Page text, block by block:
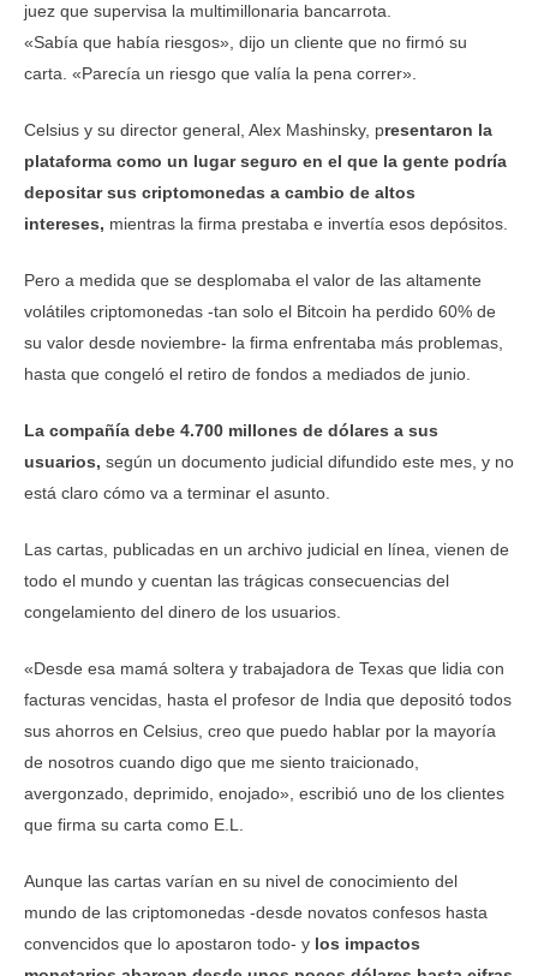
juez que supervisa la multimillonaria bancarrota.
«Sabía que había riesgos», dijo un cliente que no firmó su
carta. «Parecía un riesgo que valía la pena correr».
Celsius y su director general, Alex Mashinsky, presentaron la
plataforma como un lugar seguro en el que la gente podría
depositar sus criptomonedas a cambio de altos
intereses, mientras la firma prestaba e invertía esos depósitos.
Pero a medida que se desplomaba el valor de las altamente
volátiles criptomonedas -tan solo el Bitcoin ha perdido 60% de
su valor desde noviembre- la firma enfrentaba más problemas,
hasta que congeló el retiro de fondos a mediados de junio.
La compañía debe 4.700 millones de dólares a sus
usuarios, según un documento judicial difundido este mes, y no
está claro cómo va a terminar el asunto.
Las cartas, publicadas en un archivo judicial en línea, vienen de
todo el mundo y cuentan las trágicas consecuencias del
congelamiento del dinero de los usuarios.
«Desde esa mamá soltera y trabajadora de Texas que lidia con
facturas vencidas, hasta el profesor de India que depositó todos
sus ahorros en Celsius, creo que puedo hablar por la mayoría
de nosotros cuando digo que me siento traicionado,
avergonzado, deprimido, enojado», escribió uno de los clientes
que firma su carta como E.L.
Aunque las cartas varían en su nivel de conocimiento del
mundo de las criptomonedas -desde novatos confesos hasta
convencidos que lo apostaron todo- y los impactos